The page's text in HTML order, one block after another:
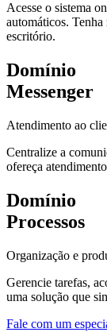
Acesse o sistema
automáticos.
escritório.
Domínio
Messenger
Atendimento ao
Centralize a
ofereça
Domínio
Processos
Organização e
Gerencie tarefas,
uma solução que
Fale com um